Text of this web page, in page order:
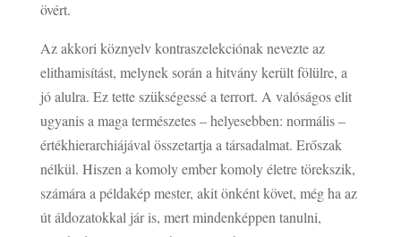
övért.
Az akkori köznyelv kontraszelekciónak nevezte az
elithamisítást, melynek során a hitvány került fölülre, a
jó alulra. Ez tette szükségessé a terrort. A valóságos elit
ugyanis a maga természetes – helyesebben: normális –
értékhierarchiájával összetartja a társadalmat. Erőszak
nélkül. Hiszen a komoly ember komoly életre törekszik,
számára a példakép mester, akit önként követ, még ha az
út áldozatokkal jár is, mert mindenképpen tanulni,